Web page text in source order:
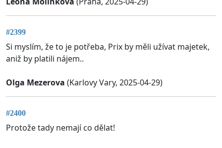
#2399
Si myslím, že to je potřeba, Prix by měli užívat majetek,
aniž by platili nájem..
Olga Mezerova (Karlovy Vary, 2025-04-29)
#2400
Protože tady nemají co dělat!